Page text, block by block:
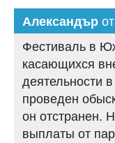
Александър
Фестиваль в
касающихся
деятельности
проведен
он отстранен.
выплаты от